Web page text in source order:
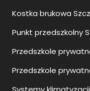
Kostka brukowa
Punkt przedszkolny
Przedszkole
Przedszkole